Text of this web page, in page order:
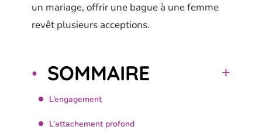
un mariage, offrir une bague à une femme
revêt plusieurs acceptions.
SOMMAIRE
L’engagement
L’attachement profond